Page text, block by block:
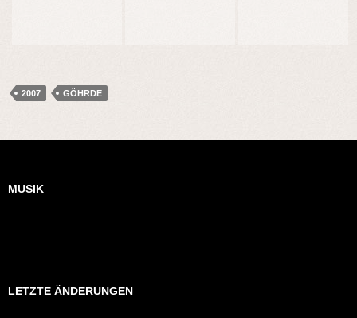
2007 GÖHRDE
MUSIK
LETZTE ÄNDERUNGEN